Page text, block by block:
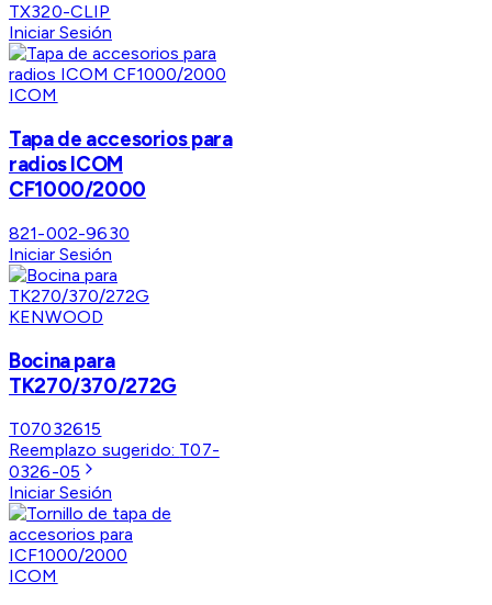
TX320-CLIP
Iniciar Sesión
ICOM
Tapa de accesorios para
radios ICOM
CF1000/2000
821-002-9630
Iniciar Sesión
KENWOOD
Bocina para
TK270/370/272G
T07032615
Reemplazo sugerido: T07-
0326-05
Iniciar Sesión
ICOM